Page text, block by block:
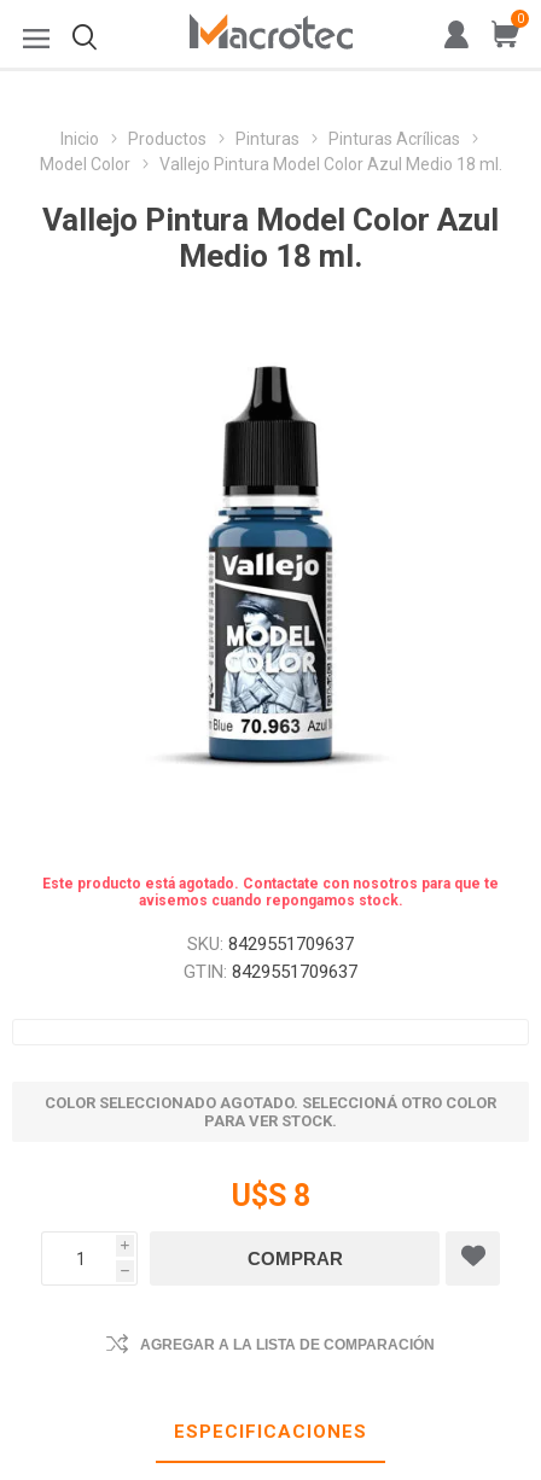
0
Inicio Productos Pinturas
Pinturas Acrílicas
Model Color
Vallejo Pintura Model Color Azul Medio 18 ml.
Vallejo Pintura Model Color Azul
Medio 18 ml.
Este producto está agotado. Contactate con nosotros para que te
avisemos cuando repongamos stock.
SKU: 8429551709637
GTIN: 8429551709637
COLOR SELECCIONADO AGOTADO. SELECCIONÁ OTRO COLOR
PARA VER STOCK.
U$S 8
i
h
AGREGAR A LA LISTA DE COMPARACIÓN
ESPECIFICACIONES